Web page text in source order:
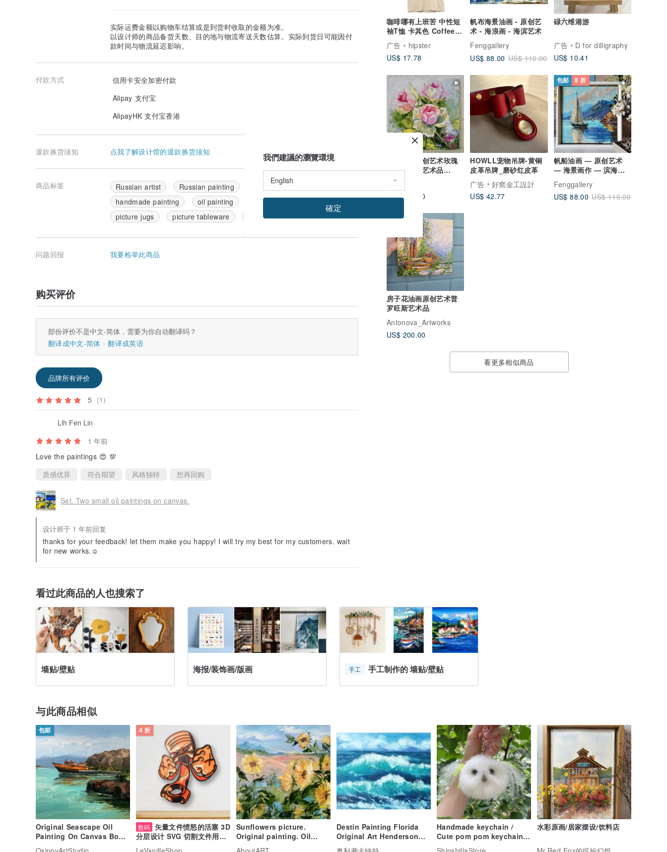
咖啡哪有上班苦 中性短
袖T恤 卡其色 Coffee礼
物工作职场快速出货
广告
hipster
US$ 17.78
帆布海景油画 - 原创艺
术 - 海浪画 - 海滨艺术
Fenggallery
US$ 88.00 US$ 110.00
碌六维港游
广告
D for dilligraphy
US$ 10.41
花卉油画原创艺术玫瑰
墙艺术花卉艺术品
20*20cm。
AboutART
US$ 100.00
HOWLL宠物吊牌-黄铜
皮革吊牌_磨砂红皮革
广告
好窩金工設計
US$ 42.77
包邮 8 折
帆船油画 — 原创艺术
— 海景画作 — 滨海艺
Fenggallery
US$ 88.00 US$ 110.00
包邮
房子花油画原创艺术普
罗旺斯艺术品
Antonova_Artworks
US$ 200.00
看更多相似商品
实际运费金额以购物车结算或是到货时收取的金额为准。
以设计师的商品备货天数、目的地与物流寄送天数估算。实际到货日可能因付
款时间与物流延迟影响。
付款方式
信用卡安全加密付款
Alipay 支付宝
AlipayHK 支付宝香港
退款换货须知 点我了解设计馆的退款换货须知
商品标签 Russian artist Russian painting
abstract art
handmade painting
oil painting
painted jugs
picture jugs
picture tableware small picture still life
问题回报 我要检举此商品
购买评价
部份评价不是中文-简体，需要为你自动翻译吗？
翻译成中文-简体
翻译成英语
品牌所有评价
5 (1)
Lih Fen Lin
1 年前
Love the paintings 😍 💯
质感优异
符合期望 风格独特 想再回购
Set. Two small oil paintings on canvas.
设计师于 1 年前回复
thanks for your feedback! let them make you happy! I will try my best for my customers. wait
for new works.☺
看过此商品的人也搜索了
墙贴/壁贴 海报/装饰画/版画 手工 手工制作的 墙贴/壁贴
与此商品相似
包邮
Original Seascape Oil
Painting On Canvas Boat
Landscape Blue Textured
4 折
数码 矢量文件愤怒的活塞 3D
分层设计 SVG 切割文件用于
Cricut
Sunflowers picture.
Original painting. Oil
painting. Painting with
Destin Painting Florida
Original Art Henderson
Beach Wall Art Sunshine
Handmade keychain /
Cute pom pom keychain /
Bag charm / Rabbit fur
水彩原画/居家摆设/饮料店
我們建議的瀏覽環境
確定